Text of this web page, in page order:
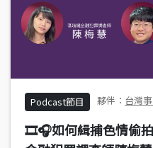
Podcast節目 台灣
🎞️🎧如何緝捕色情偷